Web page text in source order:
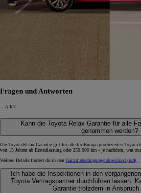
Fragen und Antworten
Alle7
Kann die Toyota Relax Garantie für alle
genommen werden?
Die Toyota Relax Garantie gilt für alle für Europa produzierten Toyota
von 15 Jahren ab Erstzulassung oder 250.000 km - je nachdem, was
Weitere Details findest du in den Garantiebedingungendownload (pdf(
Ich habe die Inspektionen in den
Toyota Vertragspartner durchführen lassen.
Garantie trotzdem in Anspruch